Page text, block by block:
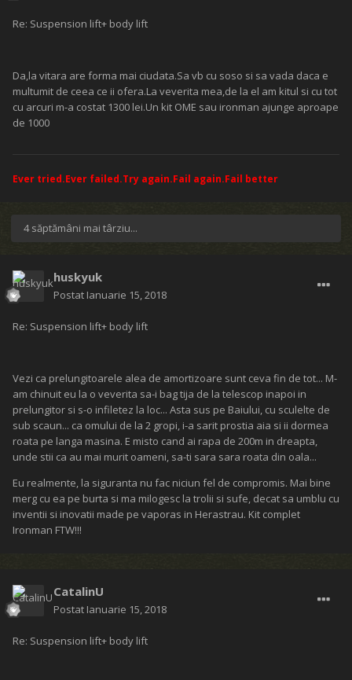
Re: Suspension lift+ body lift
Da,la vitara are forma mai ciudata.Sa vb cu soso si sa vada daca e
multumit de ceea ce ii ofera.La veverita mea,de la el am kitul si cu tot
cu arcuri m-a costat 1300 lei.Un kit OME sau ironman ajunge aproape
de 1000
Ever tried.Ever failed.Try again.Fail again.Fail better
4 săptămâni mai târziu...
huskyuk
Postat Ianuarie 15, 2018
Re: Suspension lift+ body lift
Vezi ca prelungitoarele alea de amortizoare sunt ceva fin de tot... M-
am chinuit eu la o veverita sa-i bag tija de la telescop inapoi in
prelungitor si s-o infiletez la loc... Asta sus pe Baiului, cu sculelte de
sub scaun... ca omului de la 2 gropi, i-a sarit prostia aia si ii dormea
roata pe langa masina. E misto cand ai rapa de 200m in dreapta,
unde stii ca au mai murit oameni, sa-ti sara sara roata din oala...
Eu realmente, la siguranta nu fac niciun fel de compromis. Mai bine
merg cu ea pe burta si ma milogesc la trolii si sufe, decat sa umblu cu
inventii si inovatii made pe vaporas in Herastrau. Kit complet
Ironman FTW!!!
CatalinU
Postat Ianuarie 15, 2018
Re: Suspension lift+ body lift